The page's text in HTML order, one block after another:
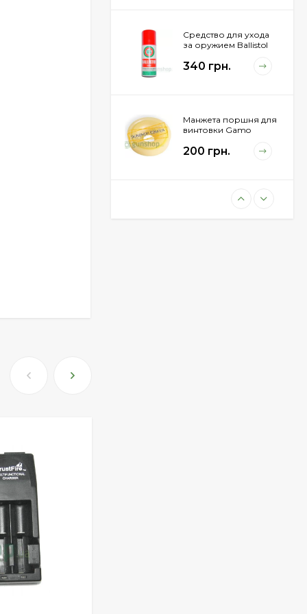
Средство для ухода
за оружием Ballistol
340 грн.
Манжета поршня для
винтовки Gamo
200 грн.